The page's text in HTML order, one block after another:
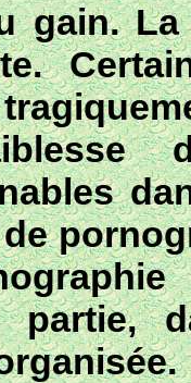
gain. La
partie,
.